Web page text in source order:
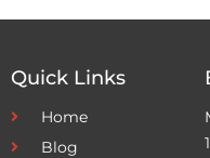
Quick Links
Home
Blog